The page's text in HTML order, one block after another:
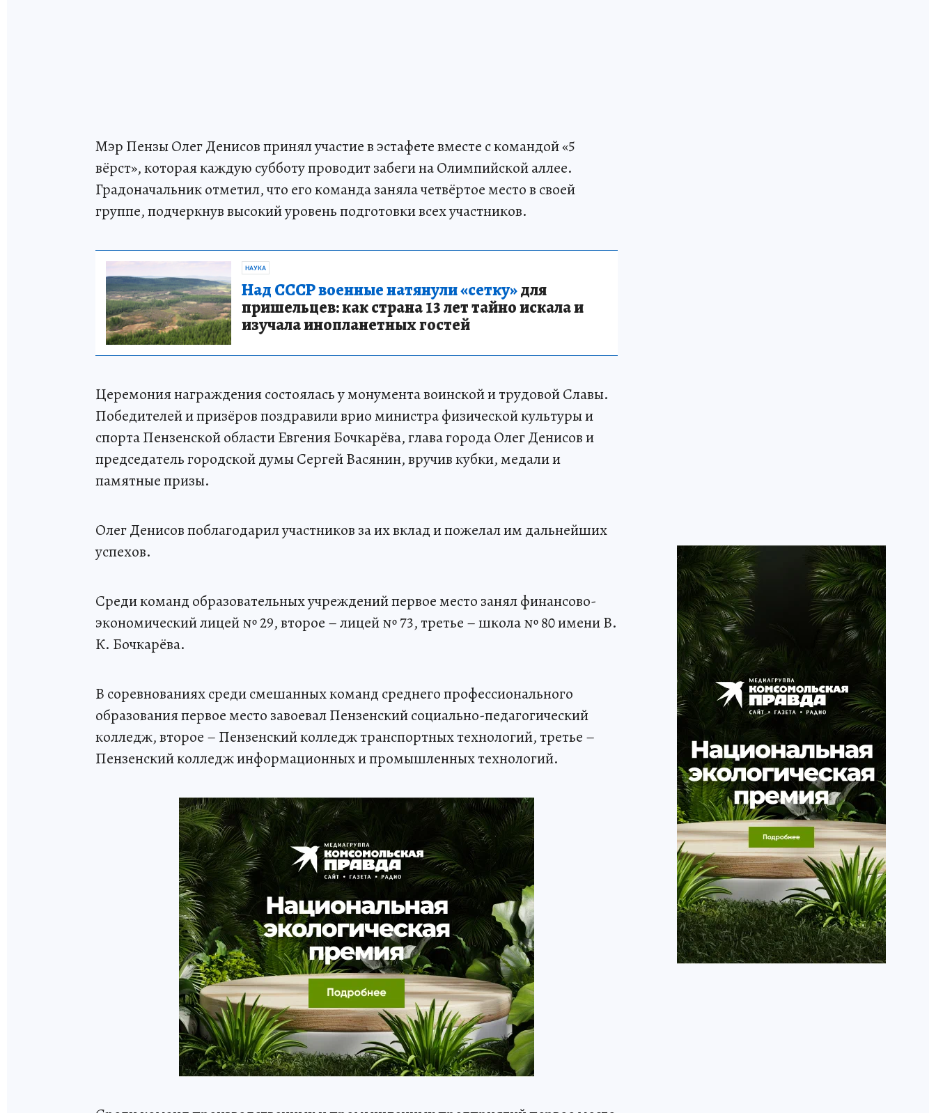
Мэр Пензы Олег Денисов принял участие в эстафете вместе с командой «5
вёрст», которая каждую субботу проводит забеги на Олимпийской аллее.
Градоначальник отметил, что его команда заняла четвёртое место в своей
группе, подчеркнув высокий уровень подготовки всех участников.
НАУКА
Над СССР военные натянули «сетку»для
пришельцев: как страна 13 лет тайно искала и
изучала инопланетных гостей
Церемония награждения состоялась у монумента воинской и трудовой Славы.
Победителей и призёров поздравили врио министра физической культуры и
спорта Пензенской области Евгения Бочкарёва, глава города Олег Денисов и
председатель городской думы Сергей Васянин, вручив кубки, медали и
памятные призы.
Олег Денисов поблагодарил участников за их вклад и пожелал им дальнейших
успехов.
Среди команд образовательных учреждений первое место занял финансово-
экономический лицей № 29, второе – лицей № 73, третье – школа № 80 имени В.
К. Бочкарёва.
В соревнованиях среди смешанных команд среднего профессионального
образования первое место завоевал Пензенский социально-педагогический
колледж, второе – Пензенский колледж транспортных технологий, третье –
Пензенский колледж информационных и промышленных технологий.